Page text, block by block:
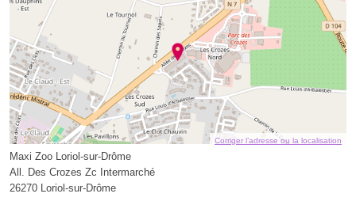
Corriger l’adresse ou la localisation
Maxi Zoo Loriol-sur-Drôme
All. Des Crozes Zc Intermarché
26270 Loriol-sur-Drôme